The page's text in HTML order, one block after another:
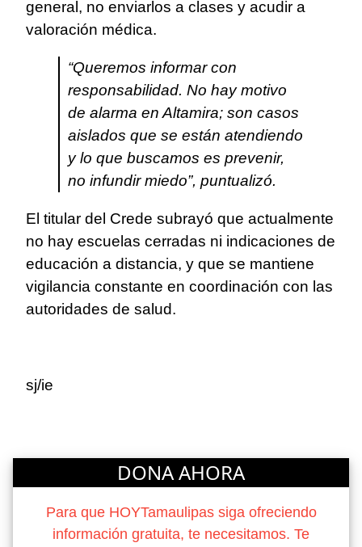
general, no enviarlos a clases y acudir a
valoración médica.
“Queremos informar con
responsabilidad. No hay motivo
de alarma en Altamira; son casos
aislados que se están atendiendo
y lo que buscamos es prevenir,
no infundir miedo”, puntualizó.
El titular del Crede subrayó que actualmente
no hay escuelas cerradas ni indicaciones de
educación a distancia, y que se mantiene
vigilancia constante en coordinación con las
autoridades de salud.
sj/ie
DONA AHORA
Para que HOYTamaulipas siga ofreciendo
información gratuita, te necesitamos. Te